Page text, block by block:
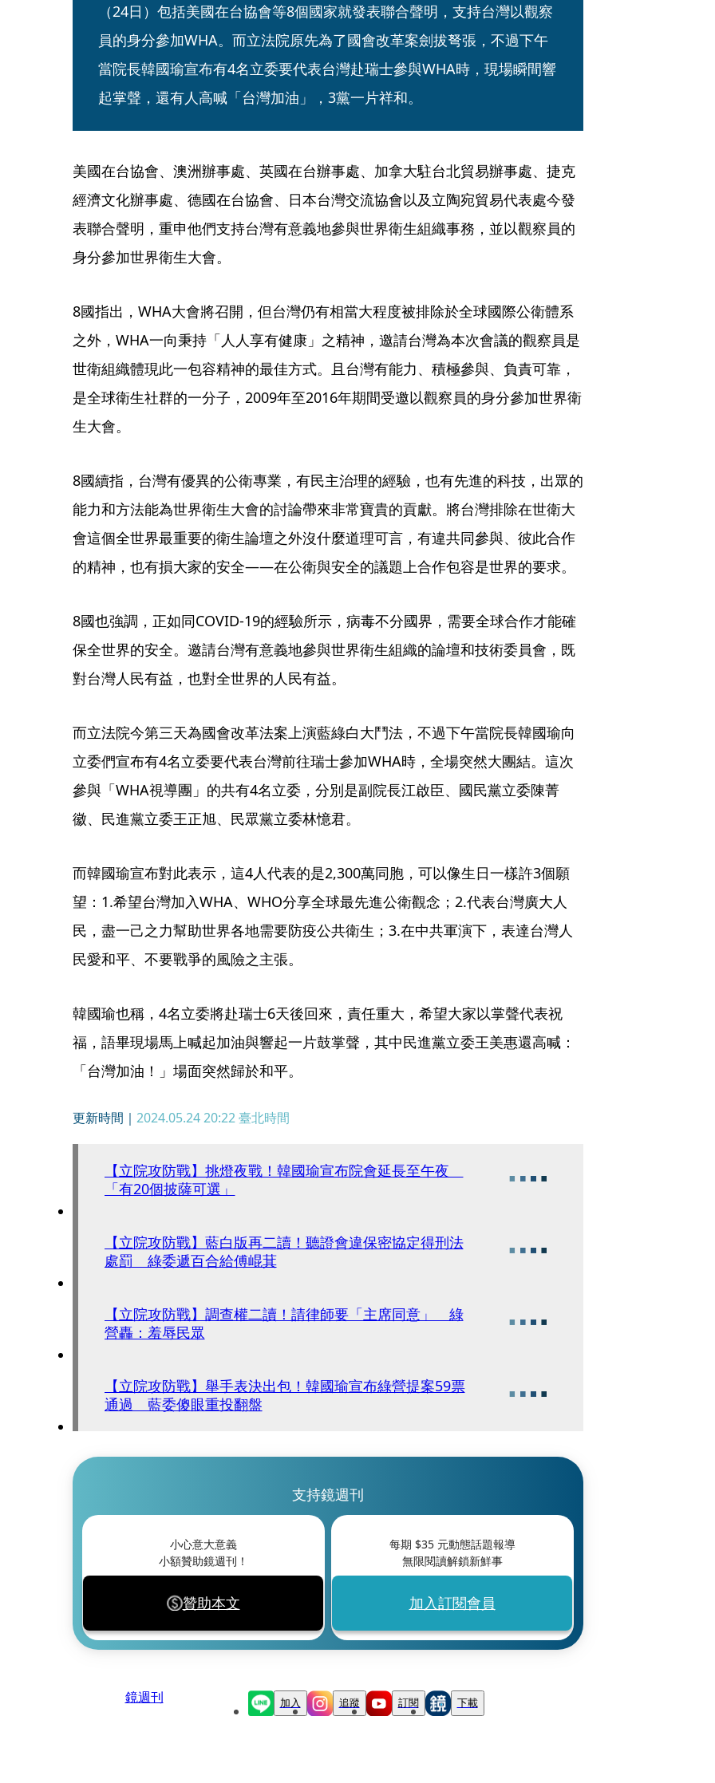
（24日）包括美國在台協會等8個國家就發表聯合聲明，支持台灣以觀察
員的身分參加WHA。而立法院原先為了國會改革案劍拔弩張，不過下午
當院長韓國瑜宣布有4名立委要代表台灣赴瑞士參與WHA時，現場瞬間響
起掌聲，還有人高喊「台灣加油」，3黨一片祥和。
美國在台協會、澳洲辦事處、英國在台辦事處、加拿大駐台北貿易辦事處、捷克
經濟文化辦事處、德國在台協會、日本台灣交流協會以及立陶宛貿易代表處今發
表聯合聲明，重申他們支持台灣有意義地參與世界衛生組織事務，並以觀察員的
身分參加世界衛生大會。
8國指出，WHA大會將召開，但台灣仍有相當大程度被排除於全球國際公衛體系
之外，WHA一向秉持「人人享有健康」之精神，邀請台灣為本次會議的觀察員是
世衛組織體現此一包容精神的最佳方式。且台灣有能力、積極參與、負責可靠，
是全球衛生社群的一分子，2009年至2016年期間受邀以觀察員的身分參加世界衛
生大會。
8國續指，台灣有優異的公衛專業，有民主治理的經驗，也有先進的科技，出眾的
能力和方法能為世界衛生大會的討論帶來非常寶貴的貢獻。將台灣排除在世衛大
會這個全世界最重要的衛生論壇之外沒什麼道理可言，有違共同參與、彼此合作
的精神，也有損大家的安全——在公衛與安全的議題上合作包容是世界的要求。
8國也強調，正如同COVID-19的經驗所示，病毒不分國界，需要全球合作才能確
保全世界的安全。邀請台灣有意義地參與世界衛生組織的論壇和技術委員會，既
對台灣人民有益，也對全世界的人民有益。
而立法院今第三天為國會改革法案上演藍綠白大鬥法，不過下午當院長韓國瑜向
立委們宣布有4名立委要代表台灣前往瑞士參加WHA時，全場突然大團結。這次
參與「WHA視導團」的共有4名立委，分別是副院長江啟臣、國民黨立委陳菁
徽、民進黨立委王正旭、民眾黨立委林憶君。
而韓國瑜宣布對此表示，這4人代表的是2,300萬同胞，可以像生日一樣許3個願
望：1.希望台灣加入WHA、WHO分享全球最先進公衛觀念；2.代表台灣廣大人
民，盡一己之力幫助世界各地需要防疫公共衛生；3.在中共軍演下，表達台灣人
民愛和平、不要戰爭的風險之主張。
韓國瑜也稱，4名立委將赴瑞士6天後回來，責任重大，希望大家以掌聲代表祝
福，語畢現場馬上喊起加油與響起一片鼓掌聲，其中民進黨立委王美惠還高喊：
「台灣加油！」場面突然歸於和平。
更新時間｜ 2024.05.24 20:22臺北時間
【立院攻防戰】挑燈夜戰！韓國瑜宣布院會延長至午夜
「有20個披薩可選」
【立院攻防戰】藍白版再二讀！聽證會違保密協定得刑法
處罰 綠委遞百合給傅崐萁
【立院攻防戰】調查權二讀！請律師要「主席同意」 綠
營轟：羞辱民眾
【立院攻防戰】舉手表決出包！韓國瑜宣布綠營提案59票
通過 藍委傻眼重投翻盤
支持鏡週刊
小心意大意義
小額贊助鏡週刊！
贊助本文
每期 $35元動態話題報導
無限閱讀解鎖新鮮事
加入訂閱會員
鏡週刊 加入 追蹤 訂閱 下載